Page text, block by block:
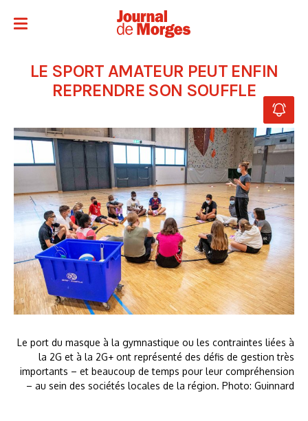
LE SPORT AMATEUR PEUT ENFIN
REPRENDRE SON SOUFFLE
Le port du masque à la gymnastique ou les contraintes liées à
la 2G et à la 2G+ ont représenté des défis de gestion très
importants – et beaucoup de temps pour leur compréhension
– au sein des sociétés locales de la région. Photo: Guinnard